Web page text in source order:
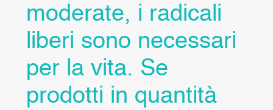
moderate, i radicali
liberi sono necessari
per la vita. Se
prodotti in quantità